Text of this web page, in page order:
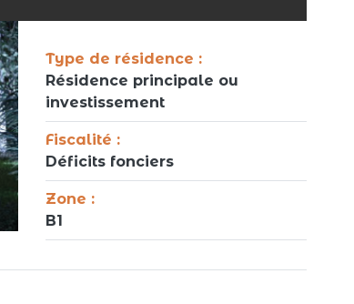
Type de résidence :
Résidence principale ou
investissement
Fiscalité :
Déficits fonciers
Zone :
B1